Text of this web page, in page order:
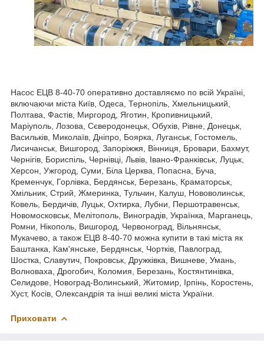
Насос ЕЦВ 8-40-70 оперативно доставляємо по всій Україні,
включаючи міста Київ, Одеса, Тернопіль, Хмельницький,
Полтава, Фастів, Миргород, Яготин, Кропивницький,
Маріуполь, Лозова, Сєверодонецьк, Обухів, Рівне, Донецьк,
Васильків, Миколаїв, Дніпро, Боярка, Луганськ, Гостомель,
Лисичанськ, Вишгород, Запоріжжя, Вінниця, Бровари, Бахмут,
Чернігів, Бориспіль, Чернівці, Львів, Івано-Франківськ, Луцьк,
Херсон, Ужгород, Суми, Біла Церква, Попасна, Буча,
Кременчук, Горлівка, Бердянськ, Березань, Краматорськ,
Хмільник, Стрий, Жмеринка, Тульчин, Калуш, Нововолинськ,
Ковель, Бердичів, Луцьк, Охтирка, Лубни, Першотравенськ,
Новомосковськ, Мелітополь, Виноградів, Українка, Марганець,
Ромни, Нікополь, Вишгород, Червоноград, Вільнянськ,
Мукачево, а також ЕЦВ 8-40-70 можна купити в такі міста як
Баштанка, Кам'янське, Бердянськ, Чортків, Павлоград,
Шостка, Славутич, Покровськ, Дружківка, Вишневе, Умань,
Волноваха, Дрогобич, Коломия, Березань, Костянтинівка,
Селидове, Новоград-Волинський, Житомир, Ірпінь, Коростень,
Хуст, Косів, Олександрія та інші великі міста України.
Приховати